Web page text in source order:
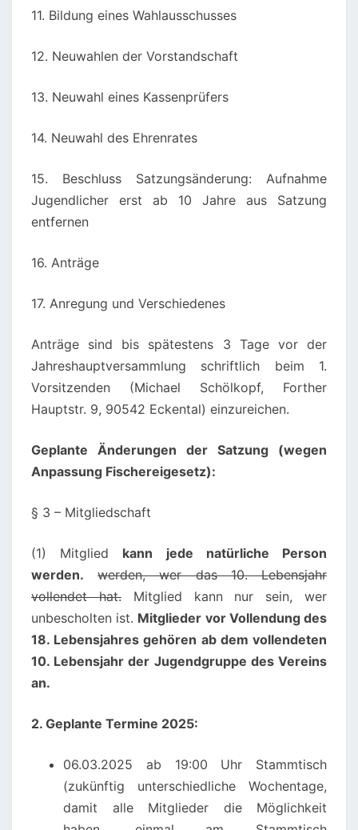
11. Bildung eines Wahlausschusses
12. Neuwahlen der Vorstandschaft
13. Neuwahl eines Kassenprüfers
14. Neuwahl des Ehrenrates
15. Beschluss Satzungsänderung: Aufnahme
Jugendlicher erst ab 10 Jahre aus Satzung
entfernen
16. Anträge
17. Anregung und Verschiedenes
Anträge sind bis spätestens 3 Tage vor der
Jahreshauptversammlung schriftlich beim 1.
Vorsitzenden (Michael Schölkopf, Forther
Hauptstr. 9, 90542 Eckental) einzureichen.
Geplante Änderungen der Satzung (wegen
Anpassung Fischereigesetz):
§ 3 – Mitgliedschaft
(1) Mitglied kann jede natürliche Person
werden.
werden, wer das 10. Lebensjahr
vollendet hat.Mitglied kann nur sein, wer
unbescholten ist. Mitglieder vor Vollendung des
18. Lebensjahres gehören ab dem vollendeten
10. Lebensjahr der Jugendgruppe des Vereins
an.
2. Geplante Termine 2025:
06.03.2025 ab 19:00 Uhr Stammtisch
(zukünftig unterschiedliche Wochentage,
damit alle Mitglieder die Möglichkeit